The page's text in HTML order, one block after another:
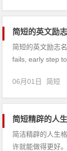
7、摇摆不定：
简短的英文励
简短的英文励志
fails, early step
的口才。Power
06月01日 简短
简短精辟的人
简洁精辟的人生
许就能做得更好